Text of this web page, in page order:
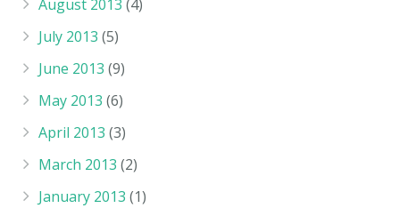
August 2013 (4)
July 2013 (5)
June 2013 (9)
May 2013 (6)
April 2013 (3)
March 2013 (2)
January 2013 (1)